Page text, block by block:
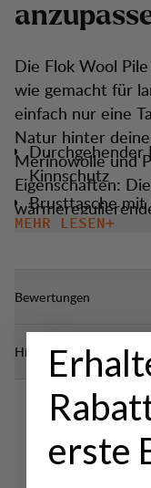
Die Flok Wool
wie gemacht für
einfach nur eine
Natur hinter
Merinowolle und
Eigenschaften:
Qualitäten,
normaler Passform.
Durchgehender
Kinnschutz
Brusttasche mit
Zugang
Elastischer
MEHR LESEN
Bewertungen
Hilfe benötigt?
erste